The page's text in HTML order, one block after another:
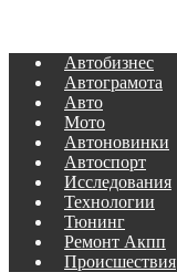
Автобизнес
Автограмота
Авто
Мото
Автоновинки
Автоспорт
Исследования
Технологии
Тюнинг
Ремонт Акпп
Происшествия